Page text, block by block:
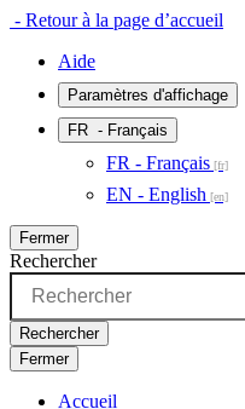
- Retour à la page d’accueil
Aide
Paramètres d'affichage
FR - Français
FR - Français
EN - English
Fermer
Rechercher
Rechercher
Fermer
Accueil